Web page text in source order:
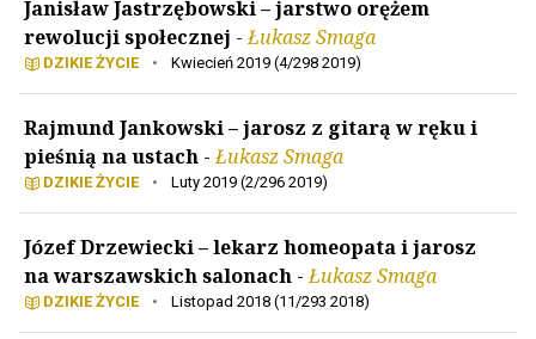
Janisław Jastrzębowski – jarstwo orężem
rewolucji społecznej -Łukasz Smaga
DZIKIE ŻYCIE • Kwiecień 2019 (4/298 2019)
Rajmund Jankowski – jarosz z gitarą w ręku i
pieśnią na ustach -Łukasz Smaga
DZIKIE ŻYCIE • Luty 2019 (2/296 2019)
Józef Drzewiecki – lekarz homeopata i jarosz
na warszawskich salonach -Łukasz Smaga
DZIKIE ŻYCIE • Listopad 2018 (11/293 2018)